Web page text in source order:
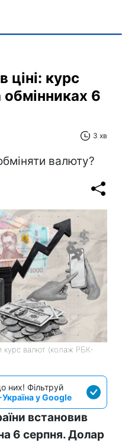
ціні: курс
6
3 хв
валюту?
курс валют (колаж РБК-
них! Фільтруй
у Google
встановив
6 серпня. Долар